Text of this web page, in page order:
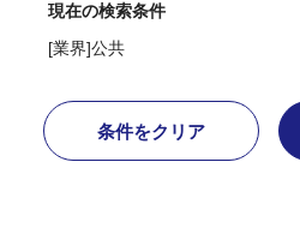
現在の検索条件
[業界]公共
条件をクリア